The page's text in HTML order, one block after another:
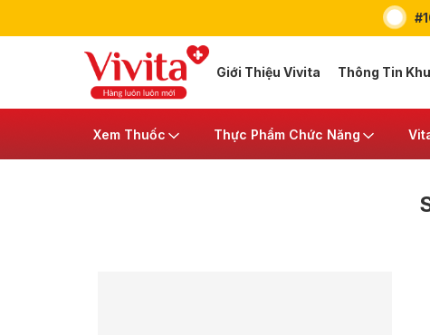
Giới Thiệu Vivita Thông Tin
Xem Thuốc Thực Phẩm Chức Năng